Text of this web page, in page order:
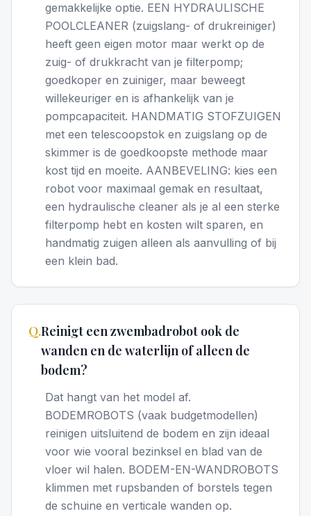
gemakkelijke optie. EEN HYDRAULISCHE
POOLCLEANER (zuigslang- of drukreiniger)
heeft geen eigen motor maar werkt op de
zuig- of drukkracht van je filterpomp;
goedkoper en zuiniger, maar beweegt
willekeuriger en is afhankelijk van je
pompcapaciteit. HANDMATIG STOFZUIGEN
met een telescoopstok en zuigslang op de
skimmer is de goedkoopste methode maar
kost tijd en moeite. AANBEVELING: kies een
robot voor maximaal gemak en resultaat,
een hydraulische cleaner als je al een sterke
filterpomp hebt en kosten wilt sparen, en
handmatig zuigen alleen als aanvulling of bij
een klein bad.
Q.Reinigt een zwembadrobot ook de
wanden en de waterlijn of alleen de
bodem?
Dat hangt van het model af.
BODEMROBOTS (vaak budgetmodellen)
reinigen uitsluitend de bodem en zijn ideaal
voor wie vooral bezinksel en blad van de
vloer wil halen. BODEM-EN-WANDROBOTS
klimmen met rupsbanden of borstels tegen
de schuine en verticale wanden op.